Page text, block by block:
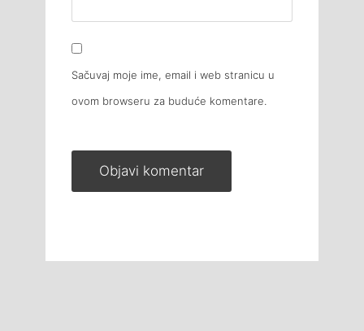
Sačuvaj moje ime, email i web stranicu u
ovom browseru za buduće komentare.